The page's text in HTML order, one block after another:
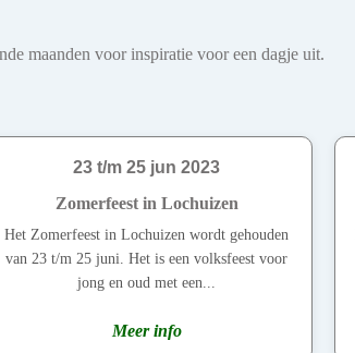
maanden voor inspiratie voor een dagje uit.
23 t/m 25 jun 2023
Zomerfeest in Lochuizen
Het Zomerfeest in Lochuizen wordt gehouden
van 23 t/m 25 juni. Het is een volksfeest voor
jong en oud met een...
Meer info